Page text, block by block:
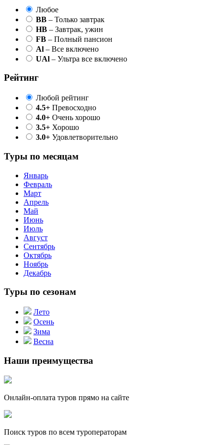
Любое
BB – Только завтрак
HB – Завтрак, ужин
FB – Полный пансион
Al – Все включено
UAl – Ультра все включено
Рейтинг
Любой рейтинг
4.5+ Превосходно
4.0+ Очень хорошо
3.5+ Хорошо
3.0+ Удовлетворительно
Туры по месяцам
Январь
Февраль
Март
Апрель
Май
Июнь
Июль
Август
Сентябрь
Октябрь
Ноябрь
Декабрь
Туры по сезонам
Лето
Осень
Зима
Весна
Наши преимущества
Онлайн-оплата туров прямо на сайте
Поиск туров по всем туроператорам